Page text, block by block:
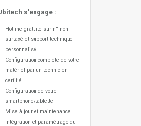
s'engage :
Hotline gratuite sur n° non
surtaxé et support technique
personnalisé
Configuration complète de votre
matériel par un technicien
certifié
Configuration de votre
smartphone/tablette
Mise à jour et maintenance
Intégration et paramétrage du